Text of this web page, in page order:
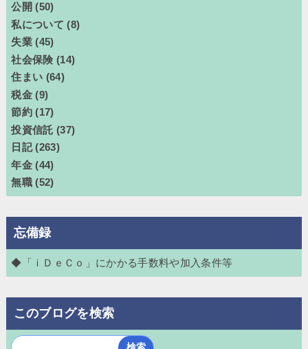
公開 (50)
私について (8)
失業 (45)
社会保険 (14)
住まい (64)
税金 (9)
節約 (17)
投資信託 (37)
日記 (263)
年金 (44)
無職 (52)
忘備録
◆「ｉＤｅＣｏ」にかかる手数料や加入条件等
このブログを検索